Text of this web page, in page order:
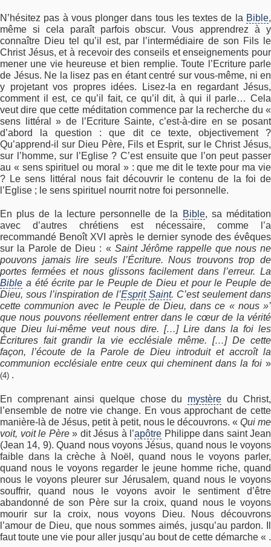
N’hésitez pas à vous plonger dans tous les textes de la Bible,
même si cela paraît parfois obscur. Vous apprendrez à y
connaître Dieu tel qu’il est, par l’intermédiaire de son Fils le
Christ Jésus, et à recevoir des conseils et enseignements pour
mener une vie heureuse et bien remplie. Toute l’Ecriture parle
de Jésus. Ne la lisez pas en étant centré sur vous-même, ni en
y projetant vos propres idées. Lisez-la en regardant Jésus,
comment il est, ce qu’il fait, ce qu’il dit, à qui il parle… Cela
veut dire que cette méditation commence par la recherche du «
sens littéral » de l’Ecriture Sainte, c’est-à-dire en se posant
d’abord la question : que dit ce texte, objectivement ?
Qu’apprend-il sur Dieu Père, Fils et Esprit, sur le Christ Jésus,
sur l’homme, sur l’Eglise ? C’est ensuite que l’on peut passer
au « sens spirituel ou moral » : que me dit le texte pour ma vie
? Le sens littéral nous fait découvrir le contenu de la foi de
l’Eglise ; le sens spirituel nourrit notre foi personnelle.
En plus de la lecture personnelle de la Bible, sa méditation
avec d’autres chrétiens est nécessaire, comme l’a
recommandé Benoît XVI après le dernier synode des évêques
sur la Parole de Dieu : « Saint Jérôme rappelle que nous ne
pouvons jamais lire seuls l’Écriture. Nous trouvons trop de
portes fermées et nous glissons facilement dans l’erreur. La
Bible a été écrite par le Peuple de Dieu et pour le Peuple de
Dieu, sous l’inspiration de l’Esprit Saint. C’est seulement dans
cette communion avec le Peuple de Dieu, dans ce « nous »’
que nous pouvons réellement entrer dans le cœur de la vérité
que Dieu lui-même veut nous dire. […] Lire dans la foi les
Écritures fait grandir la vie ecclésiale même. […] De cette
façon, l’écoute de la Parole de Dieu introduit et accroît la
communion ecclésiale entre ceux qui cheminent dans la foi »
(4) .
En comprenant ainsi quelque chose du mystère du Christ,
l’ensemble de notre vie change. En vous approchant de cette
manière-là de Jésus, petit à petit, nous le découvrons. « Qui me
voit, voit le Père» dit Jésus à l’apôtre Philippe dans saint Jean
(Jean 14, 9). Quand nous voyons Jésus, quand nous le voyons
faible dans la crèche à Noël, quand nous le voyons parler,
quand nous le voyons regarder le jeune homme riche, quand
nous le voyons pleurer sur Jérusalem, quand nous le voyons
souffrir, quand nous le voyons avoir le sentiment d’être
abandonné de son Père sur la croix, quand nous le voyons
mourir sur la croix, nous voyons Dieu. Nous découvrons
l’amour de Dieu, que nous sommes aimés, jusqu’au pardon. Il
faut toute une vie pour aller jusqu’au bout de cette démarche « .